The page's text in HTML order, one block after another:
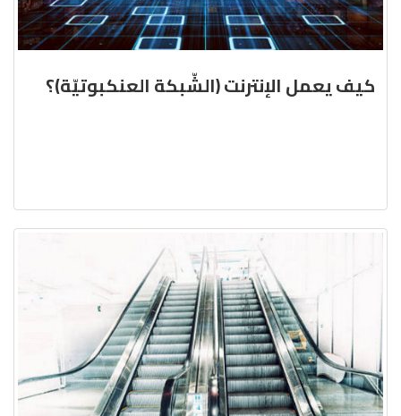
كيف يعمل الإنترنت (الشّبكة العنكبوتيّة)؟